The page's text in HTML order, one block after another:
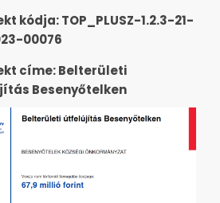
kódja: TOP_PLUSZ-1.2.3-21-
00076
címe: Belterületi
Besenyőtelken